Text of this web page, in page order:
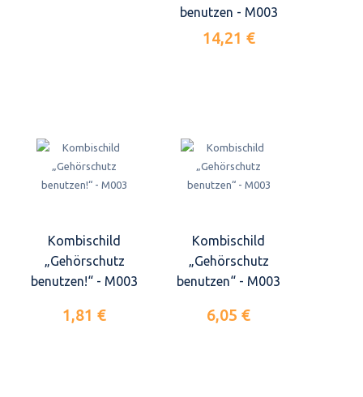
benutzen - M003
14,21 €
Kombischild
„Gehörschutz
benutzen!“ - M003
1,81 €
Kombischild
„Gehörschutz
benutzen“ - M003
6,05 €